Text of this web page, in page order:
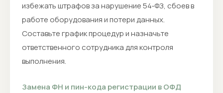
избежать штрафов за нарушение 54‑ФЗ, сбоев в
работе оборудования и потери данных.
Составьте график процедур и назначьте
ответственного сотрудника для контроля
выполнения.
Замена ФН и пин-кода регистрации в ОФД